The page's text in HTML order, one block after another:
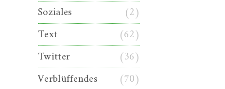
Soziales
(2)
Text
(62)
Twitter
(36)
Verblüffendes
(70)